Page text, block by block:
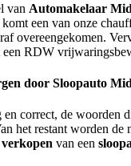
van Automakelaar
een van onze
overeengekomen.
RDW
door Sloopauto
en correct, de woorden
het restant worden
verkopen van een